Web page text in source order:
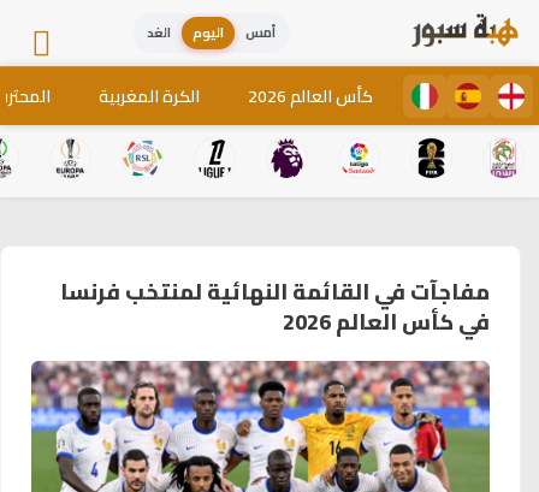
أمس اليوم الغد
كأس العالم 2026 الكرة المغربية
مفاجآت في القائمة النهائية لمنتخب فرنسا
في كأس العالم 2026